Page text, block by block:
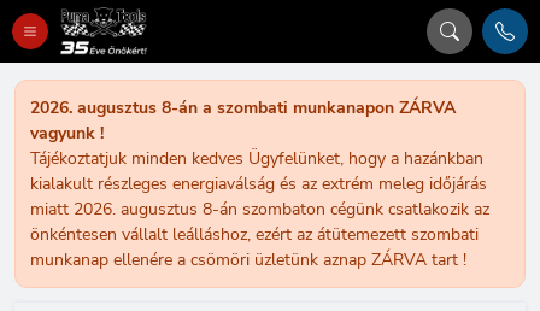
2026. augusztus 8-án a szombati munkanapon ZÁRVA
vagyunk !
Tájékoztatjuk minden kedves Ügyfelünket, hogy a hazánkban
kialakult részleges energiaválság és az extrém meleg időjárás
miatt 2026. augusztus 8-án szombaton cégünk csatlakozik az
önkéntesen vállalt leálláshoz, ezért az átütemezett szombati
munkanap ellenére a csömöri üzletünk aznap ZÁRVA tart !